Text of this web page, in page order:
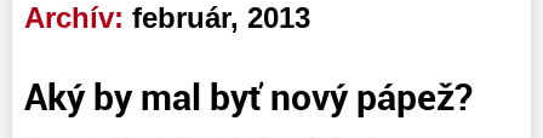
Archív: február, 2013
Aký by mal byť nový pápež?